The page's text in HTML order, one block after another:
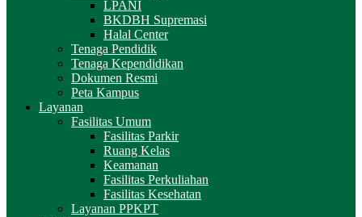
LPANI
BKDBH Supremasi
Halal Center
Tenaga Pendidik
Tenaga Kependidikan
Dokumen Resmi
Peta Kampus
Layanan
Fasilitas Umum
Fasilitas Parkir
Ruang Kelas
Keamanan
Fasilitas Perkuliahan
Fasilitas Kesehatan
Layanan PPKPT